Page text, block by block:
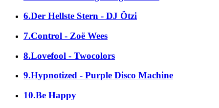
6.Der Hellste Stern - DJ Ötzi
7.Control - Zoë Wees
8.Lovefool - Twocolors
9.Hypnotized - Purple Disco Machine
10.Be Happy